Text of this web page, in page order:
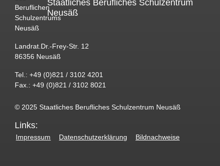
Staatliches Berufliches Schulzentrum
Neusäß
Landrat.Dr.-Frey-Str. 12
86356 Neusäß
Tel.: +49 (0)821 / 3102 4201
Fax.: +49 (0)821 / 3102 8021
© 2025 Staatliches Berufliches Schulzentrum Neusäß
Links:
Impressum Datenschutzerklärung Bildnachweise